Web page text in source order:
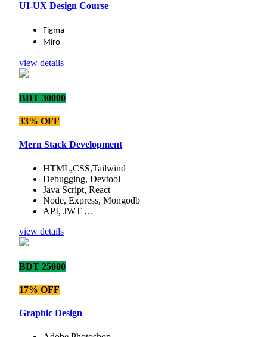
UI-UX Design Course
Figma
Miro
view details
BDT 30000
33% OFF
Mern Stack Development
HTML,CSS,Tailwind
Debugging, Devtool
Java Script, React
Node, Express, Mongodb
API, JWT …
view details
BDT 25000
17% OFF
Graphic Design